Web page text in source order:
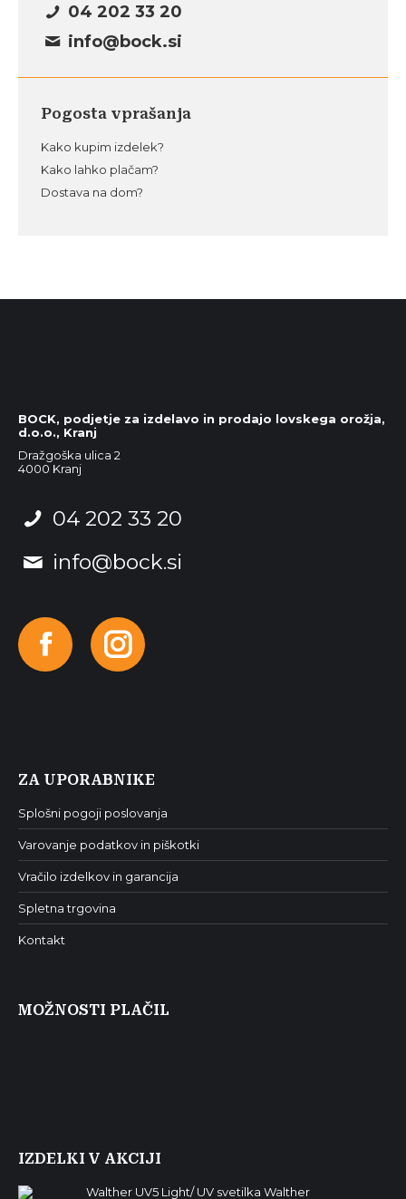
04 202 33 20
info@bock.si
Pogosta vprašanja
Kako kupim izdelek?
Kako lahko plačam?
Dostava na dom?
BOCK, podjetje za izdelavo in prodajo lovskega orožja,
d.o.o., Kranj
Dražgoška ulica 2
4000 Kranj
04 202 33 20
info@bock.si
FacebookInstagram
ZA UPORABNIKE
Splošni pogoji poslovanja
Varovanje podatkov in piškotki
Vračilo izdelkov in garancija
Spletna trgovina
Kontakt
MOŽNOSTI PLAČIL
IZDELKI V AKCIJI
Walther UV5 Light/ UV svetilka Walther